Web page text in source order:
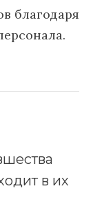
благодаря
в их